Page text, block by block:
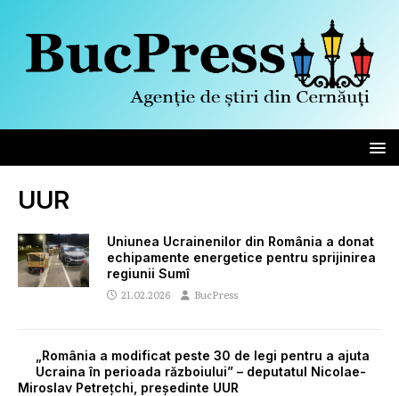
UUR
Uniunea Ucrainenilor din România a donat
echipamente energetice pentru sprijinirea
regiunii Sumî
21.02.2026 BucPress
„România a modificat peste 30 de legi pentru a ajuta
Ucraina în perioada războiului” – deputatul Nicolae-
Miroslav Petrețchi, președinte UUR